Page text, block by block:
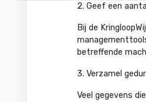
2. Geef een
Bij de
betreffende
3. Verzamel
Veel gegevens